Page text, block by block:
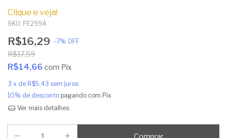
Clique e veja!
SKU: PE299A
R$16,29 -7% OFF
R$17,59
R$14,66 com Pix
3 x de R$5,43 sem juros
10% de desconto pagando com Pix
Ver mais detalhes